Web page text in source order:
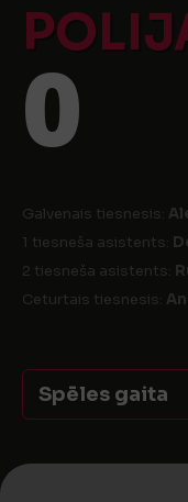
0
Galvenais tiesnesis:
1 tiesneša asistents:
2 tiesneša asistents:
Ceturtais tiesnesis:
Spēles gaita